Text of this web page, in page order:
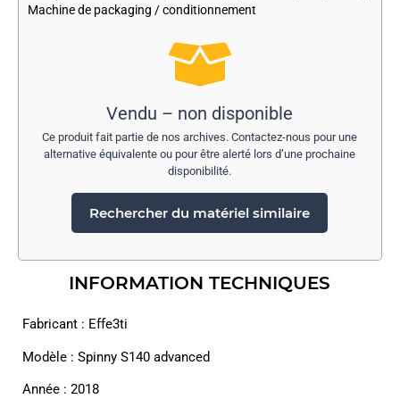
Machine de packaging / conditionnement
Vendu – non disponible
Ce produit fait partie de nos archives. Contactez-nous pour une
alternative équivalente ou pour être alerté lors d’une prochaine
disponibilité.
Rechercher du matériel similaire
INFORMATION TECHNIQUES
Fabricant : Effe3ti
Modèle : Spinny S140 advanced
Année : 2018